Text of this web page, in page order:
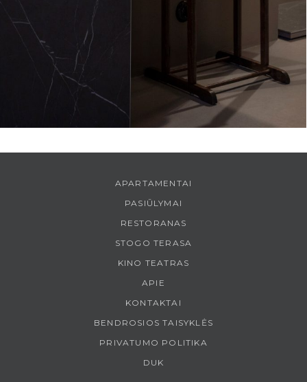
APARTAMENTAI
PASIŪLYMAI
RESTORANAS
STOGO TERASA
KINO TEATRAS
APIE
KONTAKTAI
BENDROSIOS TAISYKLĖS
PRIVATUMO POLITIKA
DUK